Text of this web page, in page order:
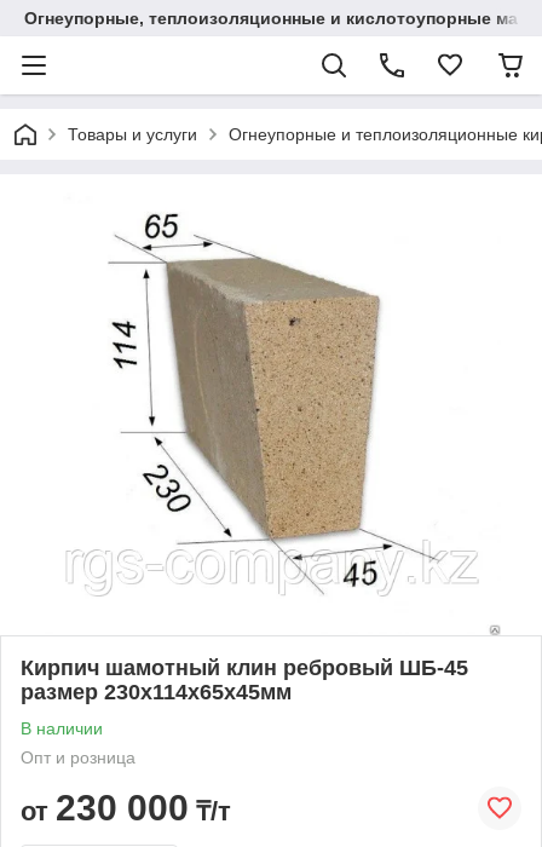
Огнеупорные, теплоизоляционные и кислотоупорные
Товары и услуги Огнеупорные и теплоизоляционные
Кирпич шамотный клин ребровый ШБ-45
размер 230х114х65х45мм
В наличии
Опт и розница
от 230 000 ₸/т